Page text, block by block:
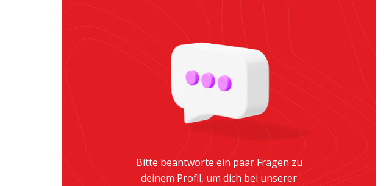
Bitte beantworte ein paar Fragen zu
deinem Profil, um dich bei unserer